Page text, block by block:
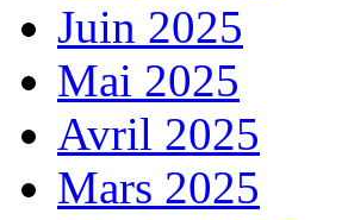
Juin 2025
Mai 2025
Avril 2025
Mars 2025